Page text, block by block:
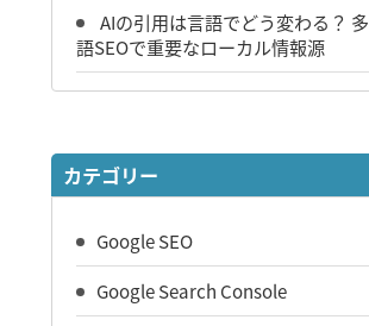
AIの引用は言語でどう変わる？
語SEOで重要なローカル情報源
カテゴリー
Google SEO
Google Search Console